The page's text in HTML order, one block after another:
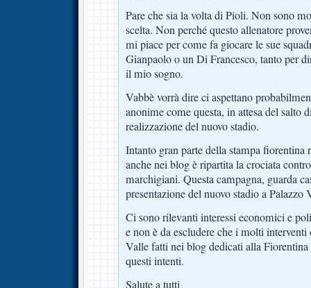
Pare che sia la volta di Pioli. Non sono
scelta. Non perché questo allenatore
mi piace per come fa giocare le sue
Gianpaolo o un Di Francesco, tanto per
il mio sogno.
Vabbè vorrà dire ci aspettano
anonime come questa, in attesa del salto
realizzazione del nuovo stadio.
Intanto gran parte della stampa
anche nei blog è ripartita la crociata
marchigiani. Questa campagna, guarda
presentazione del nuovo stadio a Palazzo
Ci sono rilevanti interessi economici e
e non è da escludere che i molti
Valle fatti nei blog dedicati alla
questi intenti.
Salute a tutti